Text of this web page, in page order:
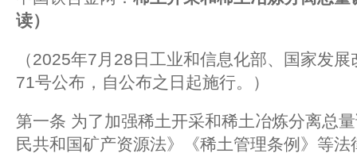
读）
（2025年7月28日工业和信息化部、国家发
71号公布，自公布之日起施行。）
第一条 为了加强稀土开采和稀土冶炼分离总
民共和国矿产资源法》《稀土管理条例》等